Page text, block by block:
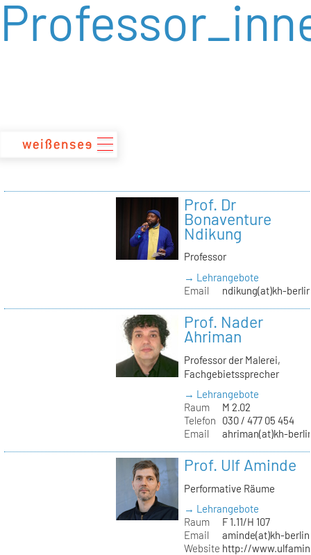
zum
Inhalt
Prof. Dr
Bonaventure
Ndikung
Professor
→ Lehrangebote
Email
ndikung(at)kh-
Prof. Nader
Ahriman
Professor der Malerei,
Fachgebietssprecher
→ Lehrangebote
Raum
M 2.02
Telefon
030 / 477 05 454
Email
ahriman(at)kh-
Prof. Ulf Aminde
Performative Räume
→ Lehrangebote
Raum
F 1.11/H 107
Email
aminde(at)kh-
Website http://